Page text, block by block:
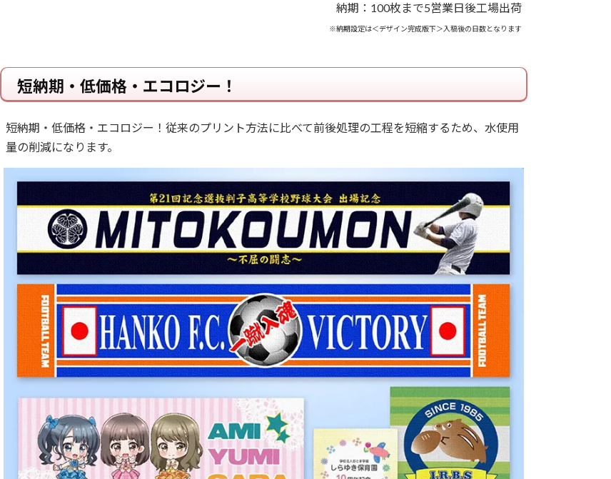
納期：100枚まで5営業日後工場出荷
※納期設定は＜デザイン完成版下＞入稿後の日数となります
短納期・低価格・エコロジー！
短納期・低価格・エコロジー！従来のプリント方法に比べて前後処理の工程を短縮するため、水使用
量の削減になります。